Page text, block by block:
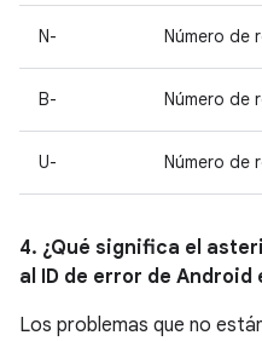
N- Número de
B- Número de
U- Número de
4. ¿Qué significa el
al ID de error de Android
Los problemas que no